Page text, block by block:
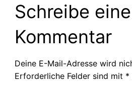
Schreibe
Kommentar
Deine E-Mail-Adresse wird
Erforderliche Felder sind mit *